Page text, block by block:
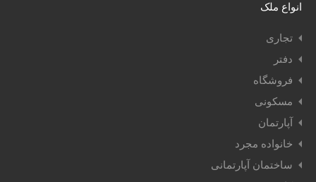
انواع ملک
تجاری
دفتر
فروشگاه
مسکونی
آپارتمان
خانواده مجرد
ساختمان آپارتمانی